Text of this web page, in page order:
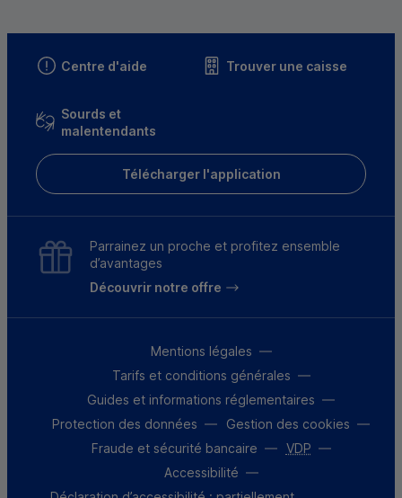
Centre d'aide Trouver une caisse
Sourds et
malentendants
Télécharger l'application
Parrainez un proche et profitez ensemble
d’avantages
Découvrir notre offre
Mentions légales
Tarifs et conditions générales
Guides et informations réglementaires
Protection des données
Gestion des cookies
Fraude et sécurité bancaire
VDP
Accessibilité